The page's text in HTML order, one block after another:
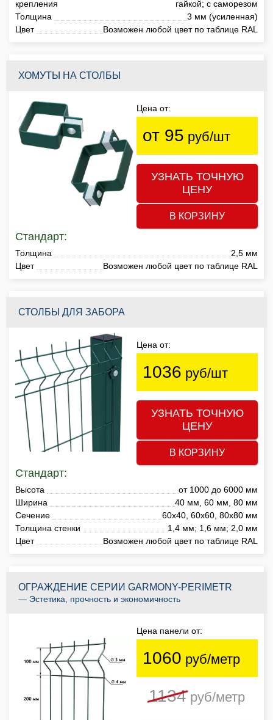
крепления
гайкой; с саморезом
Толщина
3 мм (усиленная)
Цвет
Возможен любой цвет по таблице RAL
ХОМУТЫ НА СТОЛБЫ
Цена от:
от 95 руб/шт
УЗНАТЬ ТОЧНУЮ
ЦЕНУ
В КОРЗИНУ
Стандарт:
Толщина
2,5 мм
Цвет
Возможен любой цвет по таблице RAL
СТОЛБЫ ДЛЯ ЗАБОРА
Цена от:
1036 руб/шт
УЗНАТЬ ТОЧНУЮ
ЦЕНУ
В КОРЗИНУ
Стандарт:
Высота
от 1000 до 6000 мм
Ширина
40 мм, 60 мм, 80 мм
Сечение
60х40, 60х60, 80х80 мм
Толщина стенки
1,4 мм; 1,6 мм; 2,0 мм
Цвет
Возможен любой цвет по таблице RAL
ОГРАЖДЕНИЕ СЕРИИ GARMONY-PERIMETR
— Эстетика, прочность и экономичность
Цена панели от:
1060 руб/метр
1134руб/метр